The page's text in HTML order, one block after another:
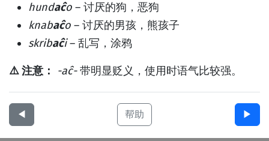
hundaĉo – 讨厌的狗，恶狗
knabaĉo – 讨厌的男孩，熊孩子
skribaĉi– 乱写，涂鸦
⚠️ 注意： -aĉ-带明显贬义，使用时语气比较强。
◀︎ 帮助 ▶︎